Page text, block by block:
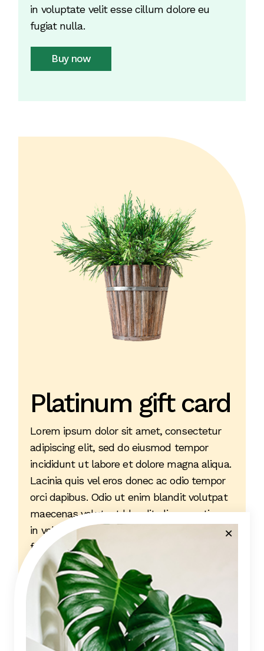
in voluptate velit esse cillum dolore eu
fugiat nulla.
Buy now
Platinum gift card
Lorem ipsum dolor sit amet, consectetur
adipiscing elit, sed do eiusmod tempor
incididunt ut labore et dolore magna aliqua.
Lacinia quis vel eros donec ac odio tempor
orci dapibus. Odio ut enim blandit volutpat
maecenas volutpat blandit aliquam etiam
in voluptate velit esse cillum dolore eu
fugiat nulla.
Buy now